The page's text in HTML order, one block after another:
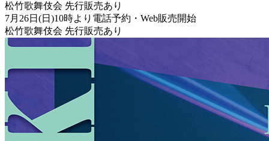
松竹歌舞伎会 先行販売あり
7月26日(日)10時より電話予約・Web販売開始
松竹歌舞伎会 先行販売あり